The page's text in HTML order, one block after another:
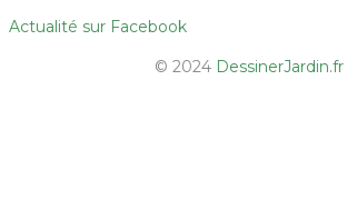
Actualité sur Facebook
© 2024 DessinerJardin.fr